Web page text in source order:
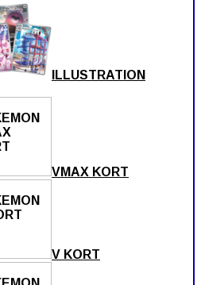
ILLUSTRATION
VMAX KORT
V KORT